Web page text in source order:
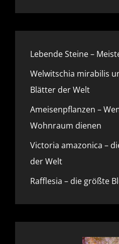
Lebende Steine –
Welwitschia mirabilis
Blätter der Welt
Ameisenpflanzen –
Wohnraum dienen
Victoria amazonica –
der Welt
Rafflesia – die größte